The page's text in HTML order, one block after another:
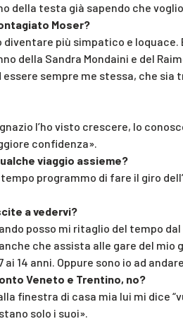
della testa già sapendo che
Moser?
più simpatico e loquace.
della Sandra Mondaini e del
sempre me stessa, che sia
l’ho visto crescere, lo
confidenza».
viaggio assieme?
programmo di fare il giro
a vedervi?
posso mi ritaglio del tempo
che assista alle gare del mio
14 anni. Oppure sono io ad
Veneto e Trentino, no?
finestra di casa mia lui mi dice
solo i suoi».